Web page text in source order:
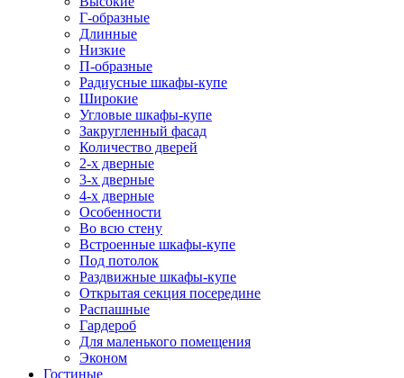
Г-образные
Длинные
Низкие
П-образные
Радиусные шкафы-купе
Широкие
Угловые шкафы-купе
Закругленный фасад
Количество дверей
2-х дверные
3-х дверные
4-х дверные
Особенности
Во всю стену
Встроенные шкафы-купе
Под потолок
Раздвижные шкафы-купе
Открытая секция посередине
Распашные
Гардероб
Для маленького помещения
Эконом
Гостиные